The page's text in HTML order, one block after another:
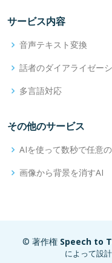
サービス内容
音声テキスト変換
話者のダイアライゼー
多言語対応
その他のサービス
AIを使って数秒で任意
画像から背景を消すAI
© 著作権 Speech to
によって設